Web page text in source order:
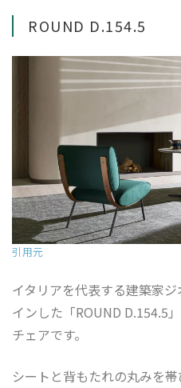
ROUND D.154.5
引用元
イタリアを代表する建築家
インした「ROUND D.154.5
チェアです。
シートと背もたれの丸みを